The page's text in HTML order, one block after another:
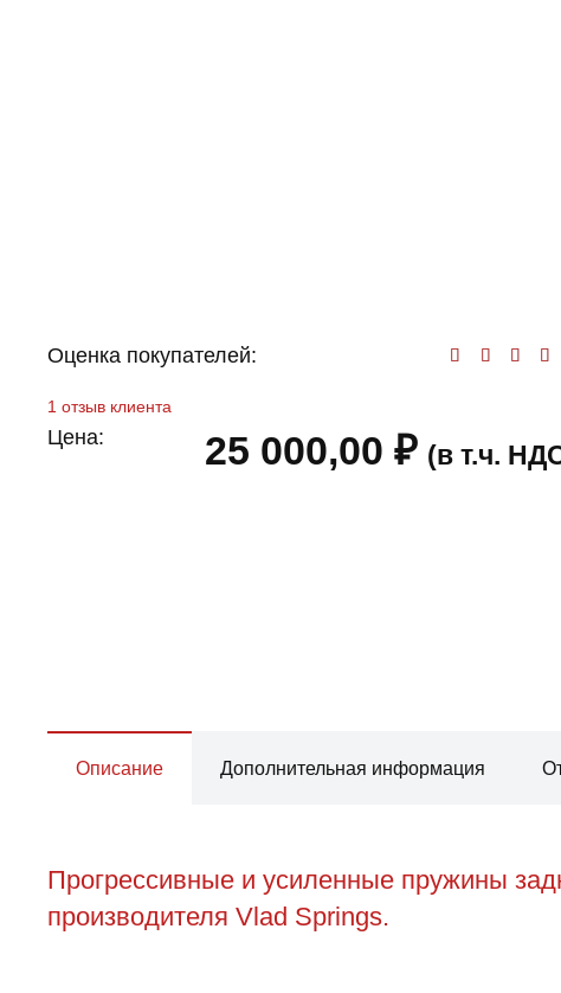
Оценка покупателей:
1 отзыв клиента
Цена: 25 000,00₽ (в т.ч.
Описание Дополнительная информация
Прогрессивные и усиленные пружины
производителя Vlad Springs.